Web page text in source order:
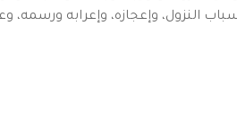
النزول، وإعجازه، وإعرابه ورسمه،